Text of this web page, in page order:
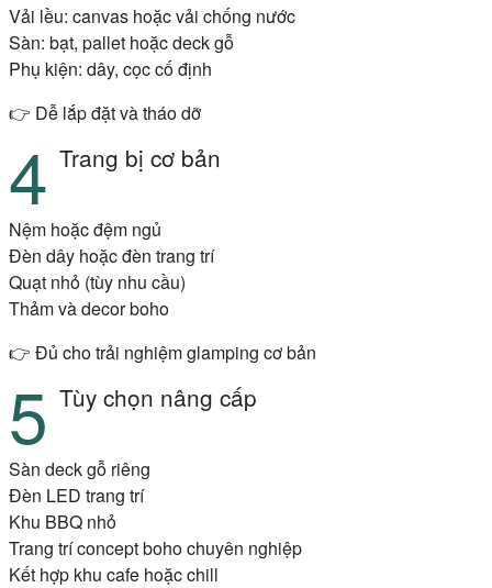
Vải lều: canvas hoặc vải chống nước
Sàn: bạt, pallet hoặc deck gỗ
Phụ kiện: dây, cọc cố định
👉 Dễ lắp đặt và tháo dỡ
Trang bị cơ bản
Nệm hoặc đệm ngủ
Đèn dây hoặc đèn trang trí
Quạt nhỏ (tùy nhu cầu)
Thảm và decor boho
👉 Đủ cho trải nghiệm glamping cơ bản
Tùy chọn nâng cấp
Sàn deck gỗ riêng
Đèn LED trang trí
Khu BBQ nhỏ
Trang trí concept boho chuyên nghiệp
Kết hợp khu cafe hoặc chill